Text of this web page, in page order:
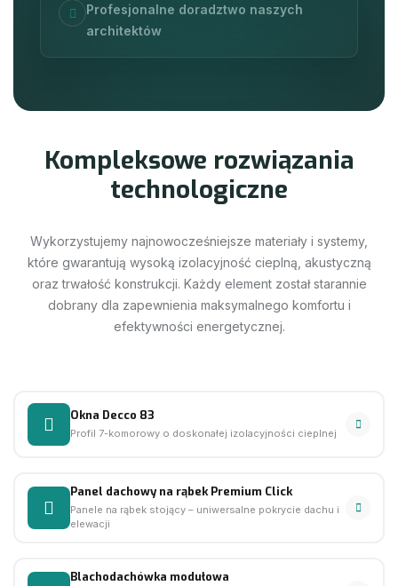
Profesjonalne doradztwo naszych
architektów
TECHNOLOGIA
Kompleksowe rozwiązania
technologiczne
Wykorzystujemy najnowocześniejsze materiały i systemy,
które gwarantują wysoką izolacyjność cieplną, akustyczną
oraz trwałość konstrukcji. Każdy element został starannie
dobrany dla zapewnienia maksymalnego komfortu i
efektywności energetycznej.
Okna Decco 83
Profil 7-komorowy o doskonałej izolacyjności cieplnej
Panel dachowy na rąbek Premium Click
Panele na rąbek stojący – uniwersalne pokrycie dachu i
elewacji
Blachodachówka modułowa